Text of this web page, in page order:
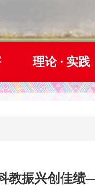
理论 · 实践
教振兴创佳